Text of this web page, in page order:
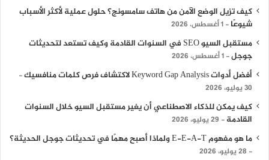
كيف تزيل الوضع الآمن من هاتف سامسونج؟ حلول عملية لأكثر الأسباب
شيوعًا
1 أغسطس، 2026
مستقبل السيو SEO في السنوات القادمة وكيف تستعد لتحديثات
جوجل 1 أغسطس، 2026
أفضل أدوات Keyword Gap Analysis لاكتشاف فرص كلمات منافسيك
30 يوليو، 2026
كيف يمكن للذكاء الاصطناعي أن يغير مستقبل السيو خلال السنوات
القادمة
29 يوليو، 2026
ما هو مفهوم E-E-A-T ولماذا أصبح مهمًا في تحديثات جوجل الحديثة؟
28 يوليو، 2026